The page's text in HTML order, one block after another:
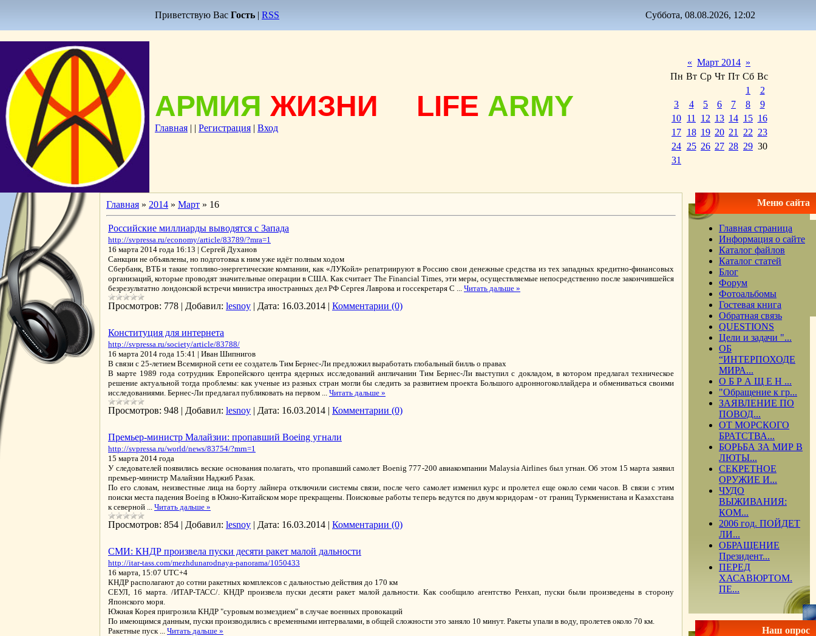
Приветствую Вас Гость | RSS Суббота, 08.08.2026, 12:02
АРМИЯ ЖИЗНИ LIFE ARMY
Главная | | Регистрация | Вход
« Март 2014 »
Пн Вт Ср Чт Пт Сб Вс
1
2
3
4 5 6 7 8
9
10 11 12 13 14 15 16
17 18 19 20 21 22 23
24 25 26 27 28 29 30
31
Главная » 2014 » Март » 16
Российские миллиарды выводятся с Запада
http://svpressa.ru/economy/article/83789/?mra=1
16 марта 2014 года 16:13 | Сергей Духанов
Санкции не объявлены, но подготовка к ним уже идёт полным ходом
Сбербанк, ВТБ и такие топливо-энергетические компании, как «ЛУКойл» репатриируют в Россию свои денежные средства из тех западных кредитно-финансовых
организаций, которые проводят значительные операции в США. Как считает The Financial Times, эти меры, осуществляемые непосредственно после закончившейся
безрезультатно лондонской встречи министра иностранных дел РФ Сергея Лаврова и госсекретаря С ... Читать дальше »
Просмотров: 778 | Добавил: lesnoy | Дата: 16.03.2014 | Комментарии (0)
Конституция для интернета
http://svpressa.ru/society/article/83788/
16 марта 2014 года 15:41 | Иван Шипнигов
В связи с 25-летием Всемирной сети ее создатель Тим Бернес-Ли предложил выработать глобальный билль о правах
В марте 1989 года сотрудник Европейского центра ядерных исследований англичанин Тим Бернес-Ли выступил с докладом, в котором предлагал техническое
решение актуальной тогда проблемы: как ученые из разных стран могли бы следить за развитием проекта Большого адронногоколлайдера и обмениваться своими
исследованиями. Бернес-Ли предлагал публиковать на первом ... Читать дальше »
Просмотров: 948 | Добавил: lesnoy | Дата: 16.03.2014 | Комментарии (0)
Премьер-министр Малайзии: пропавший Boeing угнали
http://svpressa.ru/world/news/83754/?mrn=1
15 марта 2014 года
У следователей появились веские основания полагать, что пропавший самолет Boenig 777-200 авиакомпании Malaysia Airlines был угнан. Об этом 15 марта заявил
премьер-министр Малайзии Наджиб Разак.
По его словам, неизвестные лица на борту лайнера отключили системы связи, после чего самолет изменил курс и пролетел еще около семи часов. В связи с этим
поиски места падения Boeing в Южно-Китайском море прекращены. Поисковые работы теперь ведутся по двум коридорам - от границ Туркменистана и Казахстана
к северной ... Читать дальше »
Просмотров: 854 | Добавил: lesnoy | Дата: 16.03.2014 | Комментарии (0)
СМИ: КНДР произвела пуски десяти ракет малой дальности
http://itar-tass.com/mezhdunarodnaya-panorama/1050433
16 марта, 15:07 UTC+4
КНДР располагают до сотни ракетных комплексов с дальностью действия до 170 км
СЕУЛ, 16 марта. /ИТАР-ТАСС/. КНДР произвела пуски десяти ракет малой дальности. Как сообщило агентство Ренхап, пуски были произведены в сторону
Японского моря.
Южная Корея пригрозила КНДР "суровым возмездием" в случае военных провокаций
По имеющимся данным, пуски производились с временными интервалами, в общей сложности это заняло 10 минут. Ракеты упали в воду, пролетев около 70 км.
Ракетные пуск ... Читать дальше »
Меню сайта
Главная страница
Информация о сайте
Каталог файлов
Каталог статей
Блог
Форум
Фотоальбомы
Гостевая книга
Обратная связь
QUESTIONS
Цели и задачи "...
ОБ
“ИНТЕРПОХОДЕ
МИРА...
О Б Р А Щ Е Н ...
"Обращение к гр...
ЗАЯВЛЕНИЕ ПО
ПОВОД...
ОТ МОРСКОГО
БРАТСТВА...
БОРЬБА ЗА МИР В
ЛЮТЫ...
СЕКРЕТНОЕ
ОРУЖИЕ И...
ЧУДО
ВЫЖИВАНИЯ:
КОМ...
2006 год. ПОЙДЕТ
ЛИ...
ОБРАЩЕНИЕ
Президент...
ПЕРЕД
ХАСАВЮРТОМ.
ПЕ...
Наш опрос